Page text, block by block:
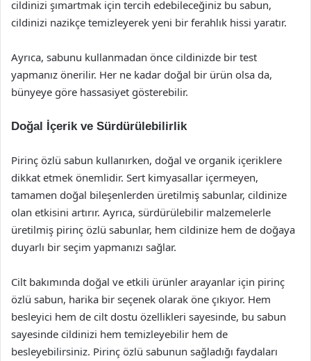
cildinizi şımartmak için tercih edebileceğiniz bu sabun,
cildinizi nazikçe temizleyerek yeni bir ferahlık hissi yaratır.
Ayrıca, sabunu kullanmadan önce cildinizde bir test
yapmanız önerilir. Her ne kadar doğal bir ürün olsa da,
bünyeye göre hassasiyet gösterebilir.
Doğal İçerik ve Sürdürülebilirlik
Pirinç özlü sabun kullanırken, doğal ve organik içeriklere
dikkat etmek önemlidir. Sert kimyasallar içermeyen,
tamamen doğal bileşenlerden üretilmiş sabunlar, cildinize
olan etkisini artırır. Ayrıca, sürdürülebilir malzemelerle
üretilmiş pirinç özlü sabunlar, hem cildinize hem de doğaya
duyarlı bir seçim yapmanızı sağlar.
Cilt bakımında doğal ve etkili ürünler arayanlar için pirinç
özlü sabun, harika bir seçenek olarak öne çıkıyor. Hem
besleyici hem de cilt dostu özellikleri sayesinde, bu sabun
sayesinde cildinizi hem temizleyebilir hem de
besleyebilirsiniz. Pirinç özlü sabunun sağladığı faydaları